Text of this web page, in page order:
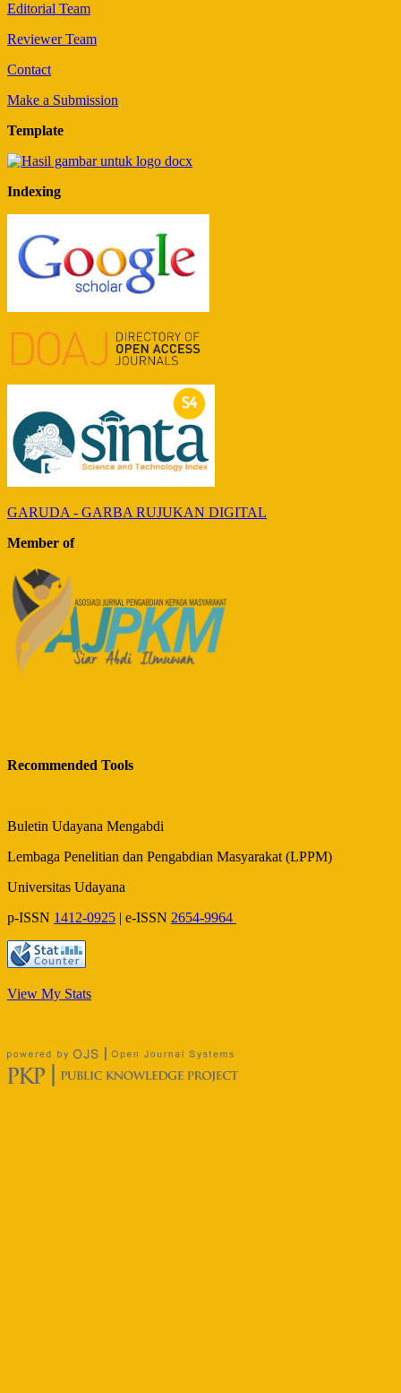
Editorial Team
Reviewer Team
Contact
Make a Submission
Template
Indexing
GARUDA - GARBA RUJUKAN DIGITAL
Member of
Recommended Tools
Buletin Udayana Mengabdi
Lembaga Penelitian dan Pengabdian Masyarakat (LPPM)
Universitas Udayana
p-ISSN 1412-0925 | e-ISSN 2654-9964
View My Stats